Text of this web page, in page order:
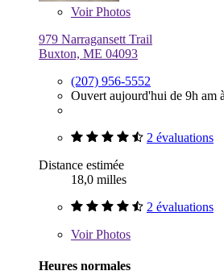
VoirPhotos
979 Narragansett Trail
Buxton, ME 04093
(207) 956-5552
Ouvert aujourd'hui de 9h am
2 évaluations
Distance estimée
18,0 milles
2 évaluations
VoirPhotos
Heures normales